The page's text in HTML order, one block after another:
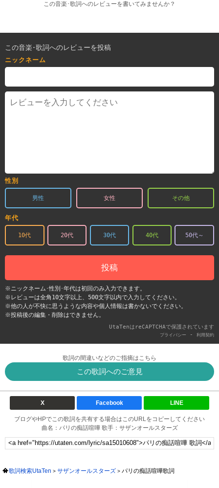
この音楽･歌詞へのレビューを書いてみませんか？
この音楽･歌詞へのレビューを投稿
ニックネーム
性別
男性 女性 その他
年代
10代 20代 30代 40代 50代～
投稿
※ニックネーム･性別･年代は初回のみ入力できます。
※レビューは全角10文字以上、500文字以内で入力してください。
※他の人が不快に思うような内容や個人情報は書かないでください。
※投稿後の編集・削除はできません。
UtaTenはreCAPTCHAで保護されています
プライバシー - 利用契約
歌詞の間違いなどのご指摘はこちら
この歌詞へのご意見
X Facebook LINE
ブログやHPでこの歌詞を共有する場合はこのURLをコピーしてください
曲名：パリの痴話喧嘩 歌手：サザンオールスターズ
歌詞検索UtaTen サザンオールスターズ パリの痴話喧嘩歌詞